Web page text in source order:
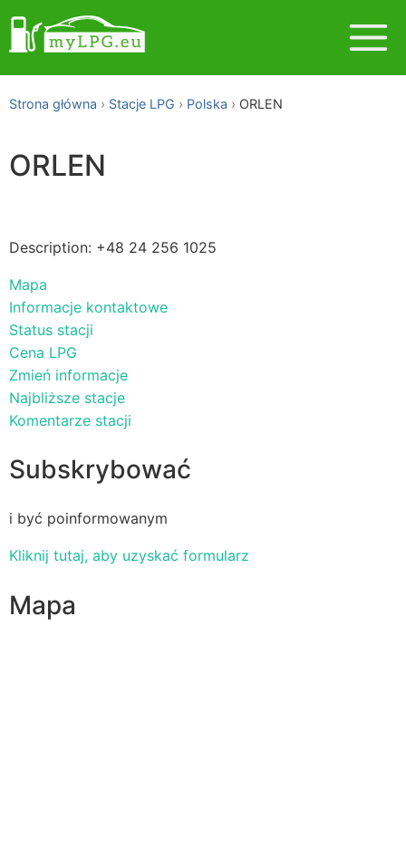
Strona główna Stacje LPG Polska ORLEN
ORLEN
Description: +48 24 256 1025
Mapa
Informacje kontaktowe
Status stacji
Cena LPG
Zmień informacje
Najbliższe stacje
Komentarze stacji
Subskrybować
i być poinformowanym
Kliknij tutaj, aby uzyskać formularz
Mapa